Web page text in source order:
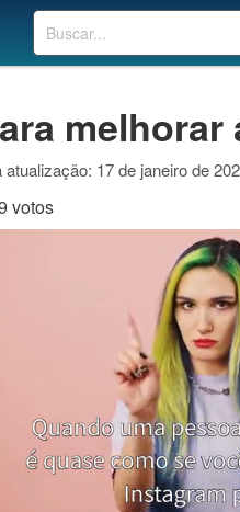
Buscar
17 de janeiro de
votos